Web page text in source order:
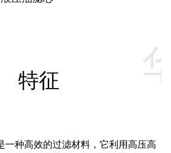
特征
一种高效的过滤材料，它利用高压高